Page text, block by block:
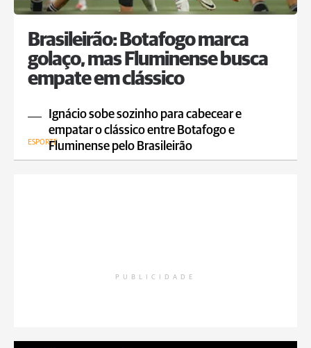
Brasileirão: Botafogo marca
golaço, mas Fluminense busca
empate em clássico
Ignácio sobe sozinho para cabecear e
empatar o clássico entre Botafogo e
Fluminense pelo Brasileirão
ESPORTE
PUBLICIDADE